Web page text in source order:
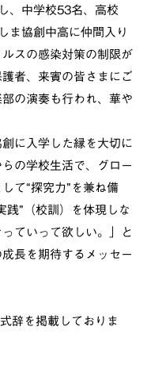
、中学校53名、高校
ま協創中高に仲間入り
スの感染対策の制限が
者、来賓の皆さまにご
の演奏も行われ、華や
に入学した縁を大切に
の学校生活で、グロー
て“探究力”を兼ね備
践”（校訓）を体現しな
ていって欲しい。」と
長を期待するメッセー
辞を掲載しておりま